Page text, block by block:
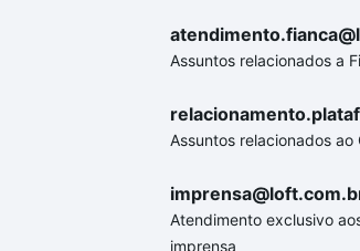
Assuntos relacionados a
Assuntos relacionados ao
Atendimento exclusivo
imprensa